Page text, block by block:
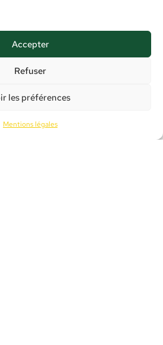
Accepter
Refuser
les préférences
Mentions légales